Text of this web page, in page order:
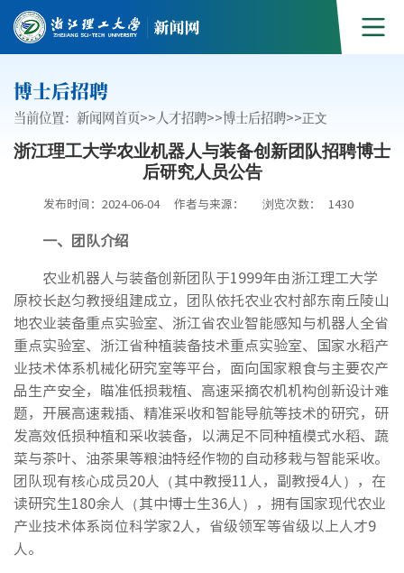
博士后招聘
当前位置： 新闻网首页>>人才招聘>>博士后招聘>>正文
浙江理工大学农业机器人与装备创新团队招聘博士
后研究人员公告
发布时间：2024-06-04 作者与来源： 浏览次数： 1430
一、团队介绍
农业机器人与装备创新团队于1999年由浙江理工大学
原校长赵匀教授组建成立，团队依托农业农村部东南丘陵山
地农业装备重点实验室、浙江省农业智能感知与机器人全省
重点实验室、浙江省种植装备技术重点实验室、国家水稻产
业技术体系机械化研究室等平台，面向国家粮食与主要农产
品生产安全，瞄准低损栽植、高速采摘农机机构创新设计难
题，开展高速栽插、精准采收和智能导航等技术的研究，研
发高效低损种植和采收装备，以满足不同种植模式水稻、蔬
菜与茶叶、油茶果等粮油特经作物的自动移栽与智能采收。
团队现有核心成员20人（其中教授11人，副教授4人），在
读研究生180余人（其中博士生36人），拥有国家现代农业
产业技术体系岗位科学家2人，省级领军等省级以上人才9
人。